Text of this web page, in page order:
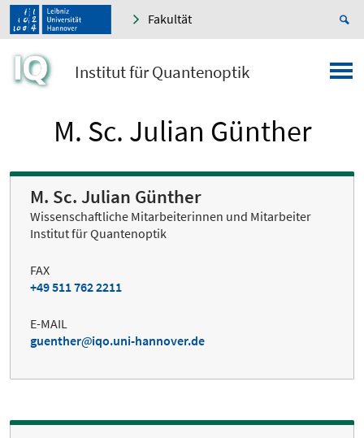
Fakultät
Institut für Quantenoptik
M. Sc. Julian Günther
M. Sc. Julian Günther
Wissenschaftliche Mitarbeiterinnen und Mitarbeiter
Institut für Quantenoptik
FAX
+49 511 762 2211
E-MAIL
guenther
iqo.uni-hannover.de